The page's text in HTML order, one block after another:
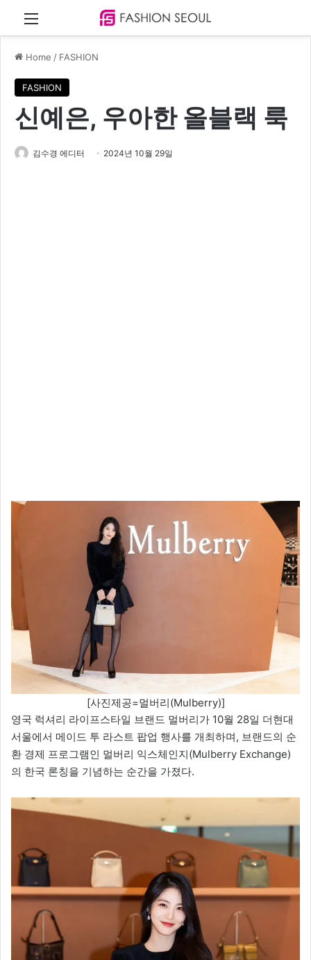
Menu
Home / FASHION
FASHION
신예은, 우아한 올블랙 룩
김수경 에디터 2024년 10월 29일
[사진제공=멀버리(Mulberry)]
영국 럭셔리 라이프스타일 브랜드 멀버리가 10월 28일 더현대
서울에서 메이드 투 라스트 팝업 행사를 개최하며, 브랜드의 순
환 경제 프로그램인 멀버리 익스체인지(Mulberry Exchange)
의 한국 론칭을 기념하는 순간을 가졌다.